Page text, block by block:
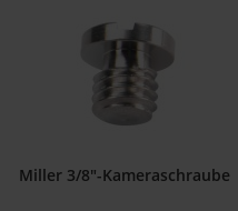
Miller 3/8"-Kameraschraube